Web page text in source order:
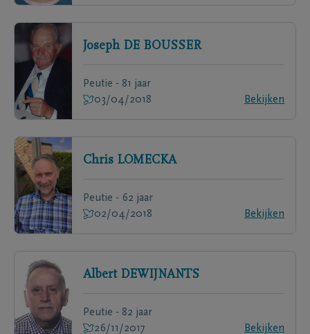
Joseph DE BOUSSER
Peutie - 81 jaar
03/04/2018
Bekijken
Chris LOMECKA
Peutie - 62 jaar
02/04/2018
Bekijken
Albert DEWIJNANTS
Peutie - 82 jaar
26/11/2017
Bekijken